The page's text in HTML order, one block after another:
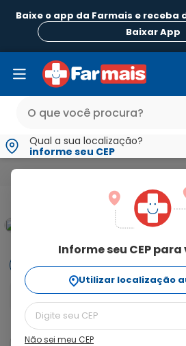
Baixe o app da Farmais e receba
Baixar App
Qual a sua localização?
informe seu CEP
Informe seu CEP
Utilizar localização
Não sei meu CEP
Informações
Alprazolam 2,0mg com 30